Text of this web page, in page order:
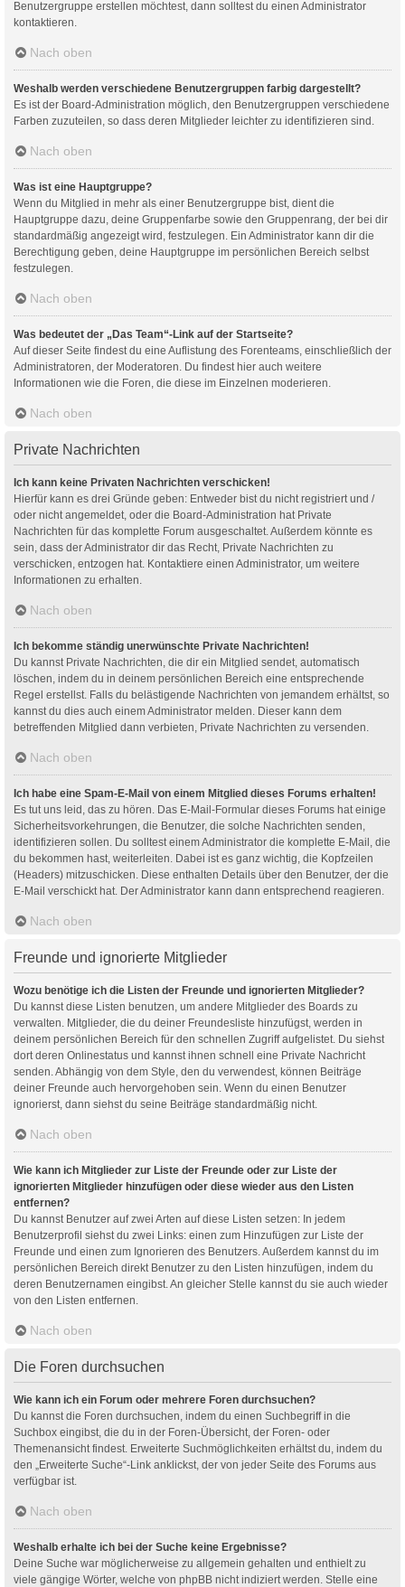
Benutzergruppe erstellen möchtest, dann solltest du einen Administrator
kontaktieren.
Nach oben
Weshalb werden verschiedene Benutzergruppen farbig dargestellt?
Es ist der Board-Administration möglich, den Benutzergruppen verschiedene
Farben zuzuteilen, so dass deren Mitglieder leichter zu identifizieren sind.
Nach oben
Was ist eine Hauptgruppe?
Wenn du Mitglied in mehr als einer Benutzergruppe bist, dient die
Hauptgruppe dazu, deine Gruppenfarbe sowie den Gruppenrang, der bei dir
standardmäßig angezeigt wird, festzulegen. Ein Administrator kann dir die
Berechtigung geben, deine Hauptgruppe im persönlichen Bereich selbst
festzulegen.
Nach oben
Was bedeutet der „Das Team“-Link auf der Startseite?
Auf dieser Seite findest du eine Auflistung des Forenteams, einschließlich der
Administratoren, der Moderatoren. Du findest hier auch weitere
Informationen wie die Foren, die diese im Einzelnen moderieren.
Nach oben
Private Nachrichten
Ich kann keine Privaten Nachrichten verschicken!
Hierfür kann es drei Gründe geben: Entweder bist du nicht registriert und /
oder nicht angemeldet, oder die Board-Administration hat Private
Nachrichten für das komplette Forum ausgeschaltet. Außerdem könnte es
sein, dass der Administrator dir das Recht, Private Nachrichten zu
verschicken, entzogen hat. Kontaktiere einen Administrator, um weitere
Informationen zu erhalten.
Nach oben
Ich bekomme ständig unerwünschte Private Nachrichten!
Du kannst Private Nachrichten, die dir ein Mitglied sendet, automatisch
löschen, indem du in deinem persönlichen Bereich eine entsprechende
Regel erstellst. Falls du belästigende Nachrichten von jemandem erhältst, so
kannst du dies auch einem Administrator melden. Dieser kann dem
betreffenden Mitglied dann verbieten, Private Nachrichten zu versenden.
Nach oben
Ich habe eine Spam-E-Mail von einem Mitglied dieses Forums erhalten!
Es tut uns leid, das zu hören. Das E-Mail-Formular dieses Forums hat einige
Sicherheitsvorkehrungen, die Benutzer, die solche Nachrichten senden,
identifizieren sollen. Du solltest einem Administrator die komplette E-Mail, die
du bekommen hast, weiterleiten. Dabei ist es ganz wichtig, die Kopfzeilen
(Headers) mitzuschicken. Diese enthalten Details über den Benutzer, der die
E-Mail verschickt hat. Der Administrator kann dann entsprechend reagieren.
Nach oben
Freunde und ignorierte Mitglieder
Wozu benötige ich die Listen der Freunde und ignorierten Mitglieder?
Du kannst diese Listen benutzen, um andere Mitglieder des Boards zu
verwalten. Mitglieder, die du deiner Freundesliste hinzufügst, werden in
deinem persönlichen Bereich für den schnellen Zugriff aufgelistet. Du siehst
dort deren Onlinestatus und kannst ihnen schnell eine Private Nachricht
senden. Abhängig von dem Style, den du verwendest, können Beiträge
deiner Freunde auch hervorgehoben sein. Wenn du einen Benutzer
ignorierst, dann siehst du seine Beiträge standardmäßig nicht.
Nach oben
Wie kann ich Mitglieder zur Liste der Freunde oder zur Liste der
ignorierten Mitglieder hinzufügen oder diese wieder aus den Listen
entfernen?
Du kannst Benutzer auf zwei Arten auf diese Listen setzen: In jedem
Benutzerprofil siehst du zwei Links: einen zum Hinzufügen zur Liste der
Freunde und einen zum Ignorieren des Benutzers. Außerdem kannst du im
persönlichen Bereich direkt Benutzer zu den Listen hinzufügen, indem du
deren Benutzernamen eingibst. An gleicher Stelle kannst du sie auch wieder
von den Listen entfernen.
Nach oben
Die Foren durchsuchen
Wie kann ich ein Forum oder mehrere Foren durchsuchen?
Du kannst die Foren durchsuchen, indem du einen Suchbegriff in die
Suchbox eingibst, die du in der Foren-Übersicht, der Foren- oder
Themenansicht findest. Erweiterte Suchmöglichkeiten erhältst du, indem du
den „Erweiterte Suche“-Link anklickst, der von jeder Seite des Forums aus
verfügbar ist.
Nach oben
Weshalb erhalte ich bei der Suche keine Ergebnisse?
Deine Suche war möglicherweise zu allgemein gehalten und enthielt zu
viele gängige Wörter, welche von phpBB nicht indiziert werden. Stelle eine